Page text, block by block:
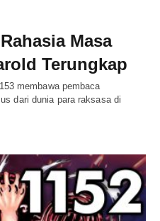
Masa
Terungkap
membawa pembaca
dari dunia para raksasa di